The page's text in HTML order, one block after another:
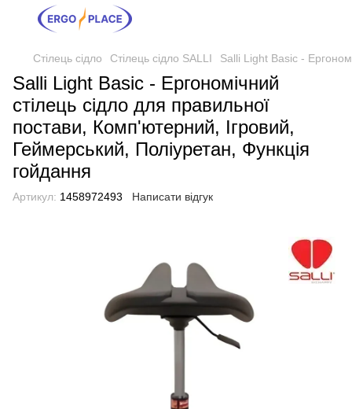
Стілець сідло Стілець сідло SALLI Salli Light Basic -
Salli Light Basic - Ергономічний
стілець сідло для правильної
постави, Комп'ютерний, Ігровий,
Геймерський, Поліуретан, Функція
гойдання
Артикул: 1458972493 Написати відгук